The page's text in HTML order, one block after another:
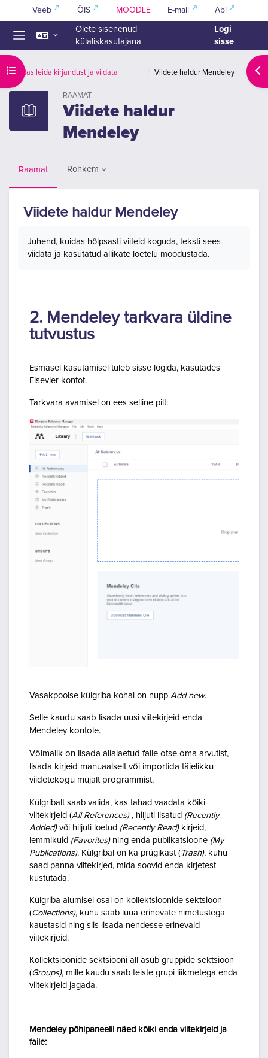
Jäta vahele peasisuni
Veeb ÕIS MOODLE E-mail Abi
Olete sisenenud
külaliskasutajana
Logi
sisse
Ava kursuse sisukord
Kuidas leida kirjandust ja viidata Viidete haldur Mendeley
RAAMAT
Viidete haldur
Mendeley
Raamat Rohkem
Viidete haldur Mendeley
Juhend, kuidas hõlpsasti viiteid koguda, teksti sees
viidata ja kasutatud allikate loetelu moodustada.
2. Mendeley tarkvara üldine
tutvustus
Esmasel kasutamisel tuleb sisse logida, kasutades
Elsevier kontot.
Tarkvara avamisel on ees selline pilt:
Vasakpoolse külgriba kohal on nupp Add new.
Selle kaudu saab lisada uusi viitekirjeid enda
Mendeley kontole.
Võimalik on lisada allalaetud faile otse oma arvutist,
lisada kirjeid manuaalselt või importida täielikku
viidetekogu mujalt programmist.
Külgribalt saab valida, kas tahad vaadata kõiki
viitekirjeid (All References), hiljuti lisatud (Recently
Added)või hiljuti loetud (Recently Read) kirjeid,
lemmikuid (Favorites) ning enda publikatsioone (My
Publications). Külgribal on ka prügikast (Trash), kuhu
saad panna viitekirjed, mida soovid enda kirjetest
kustutada.
Külgriba alumisel osal on kollektsioonide sektsioon
(Collections), kuhu saab luua erinevate nimetustega
kaustasid ning siis lisada nendesse erinevaid
viitekirjeid.
Kollektsioonide sektsiooni all asub gruppide sektsioon
(Groups), mille kaudu saab teiste grupi liikmetega enda
viitekirjeid jagada.
Mendeley põhipaneelil näed kõiki enda viitekirjeid ja
faile: